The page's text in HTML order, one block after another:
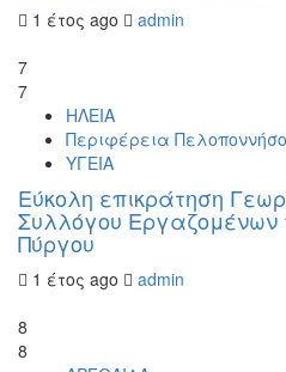
1 έτος ago
admin
7
7
ΗΛΕΙΑ
Περιφέρεια
ΥΓΕΙΑ
Εύκολη επικράτηση
Συλλόγου Εργαζομένων
Πύργου
1 έτος ago
admin
8
8